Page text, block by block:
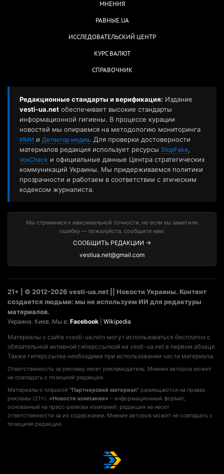
МНЕНИЯ
РАВНЫЕ.UA
ИССЛЕДОВАТЕЛЬСКИЙ ЦЕНТР
КУРС ВАЛЮТ
СПРАВОЧНИК
Редакционные стандарты и верификация: Издание
vesti-ua.net обеспечивает высокие стандарты
информационной гигиены. В процессе курации
новостей мы опираемся на методологию мониторинга
ИМИ и Детектор медиа. Для проверки достоверности
материалов редакция использует ресурсы StopFake,
VoxCheck и официальные данные Центра стратегических
коммуникаций Украины. Мы придерживаемся политики
прозрачности и работаем в соответствии с этическим
кодексом журналиста.
Мы стремимся к максимальной точности, но если вы заметили
ошибку — пожалуйста, сообщите нам:
СООБЩИТЬ РЕДАКЦИИ →
vestiua.net@gmail.com
21+ | © 2012-2026 vesti-ua.net || Новости Украины. Контент
создается людьми: мы не используем ИИ для редактуры
материалов.
Украина. Киев. Мы в: Facebook Wikipedia
Материалы с сайта «vesti-ua.net» могут использоваться бесплатно с
обязательной активной гиперссылкой на vesti-ua.net в первом абзаце.
Также гиперссылка необходима при использовании части материала.
Ответственность за рекламу несет рекламодатель. Мнение авторов может
не совпадать с позицией редакции.
Материалы с плашкой "Партнерский материал" размещаются на правах
рекламы (21+). «Новости компании» – информационный формат,
основанный на пресс-релизах компаний; редакция не несет
ответственности за их содержание. Мнение авторов может не совпадать с
позицией редакции.